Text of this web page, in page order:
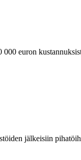
euron
jälkeisiin